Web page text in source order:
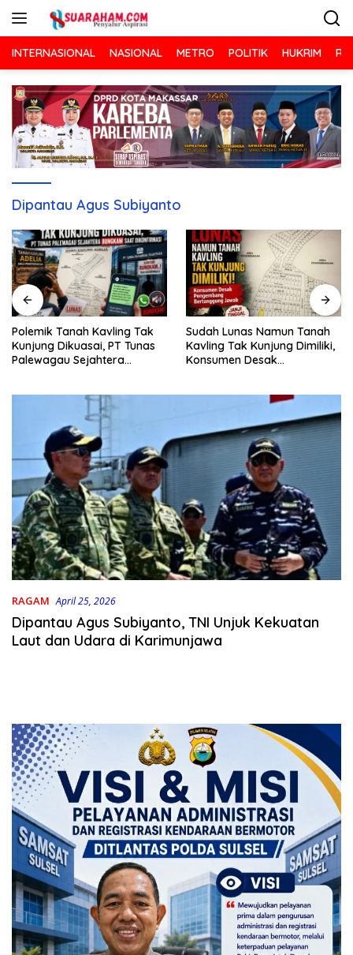
INTERNASIONAL NASIONAL METRO POLITIK HUKRIM
Dipantau Agus Subiyanto
Polemik Tanah Kavling Tak
Kunjung Dikuasai, PT Tunas
Palewagau Sejahtera
Sudah Lunas Namun Tanah
Kavling Tak Kunjung Dimiliki,
Konsumen Desak
RAGAM April 25, 2026
Dipantau Agus Subiyanto, TNI Unjuk Kekuatan
Laut dan Udara di Karimunjawa